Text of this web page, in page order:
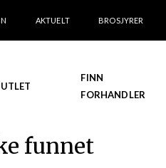
AKTUELT BROSJYRER
FINN
FORHANDLER
funnet